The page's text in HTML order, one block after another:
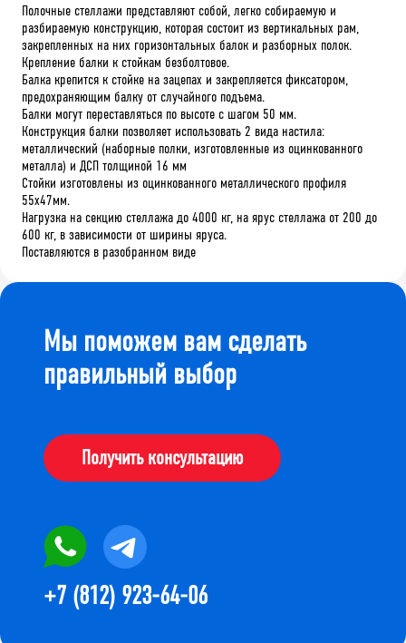
Полочные стеллажи представляют собой, легко собираемую и
разбираемую конструкцию, которая состоит из вертикальных рам,
закрепленных на них горизонтальных балок и разборных полок.
Крепление балки к стойкам безболтовое.
Балка крепится к стойке на зацепах и закрепляется фиксатором,
предохраняющим балку от случайного подъема.
Балки могут переставляться по высоте с шагом 50 мм.
Конструкция балки позволяет использовать 2 вида настила:
металлический (наборные полки, изготовленные из оцинкованного
металла) и ДСП толщиной 16 мм
Стойки изготовлены из оцинкованного металлического профиля
55х47мм.
Нагрузка на секцию стеллажа до 4000 кг, на ярус стеллажа от 200 до
600 кг, в зависимости от ширины яруса.
Поставляются в разобранном виде
Мы поможем вам сделать
правильный выбор
Получить консультацию
+7 (812) 923-64-06